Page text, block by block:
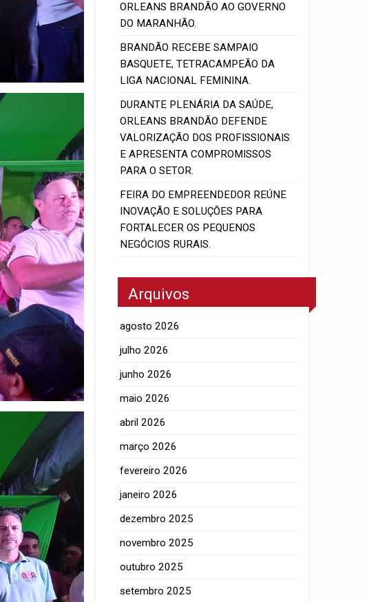
ORLEANS BRANDÃO AO GOVERNO
DO MARANHÃO.
BRANDÃO RECEBE SAMPAIO
BASQUETE, TETRACAMPEÃO DA
LIGA NACIONAL FEMININA.
DURANTE PLENÁRIA DA SAÚDE,
ORLEANS BRANDÃO DEFENDE
VALORIZAÇÃO DOS PROFISSIONAIS
E APRESENTA COMPROMISSOS
PARA O SETOR.
FEIRA DO EMPREENDEDOR REÚNE
INOVAÇÃO E SOLUÇÕES PARA
FORTALECER OS PEQUENOS
NEGÓCIOS RURAIS.
Arquivos
agosto 2026
julho 2026
junho 2026
maio 2026
abril 2026
março 2026
fevereiro 2026
janeiro 2026
dezembro 2025
novembro 2025
outubro 2025
setembro 2025